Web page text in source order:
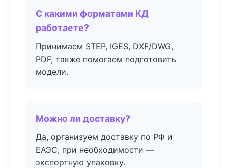
С какими форматами КД
работаете?
Принимаем STEP, IGES, DXF/DWG,
PDF, также помогаем подготовить
модели.
Можно ли доставку?
Да, организуем доставку по РФ и
ЕАЭС, при необходимости —
экспортную упаковку.